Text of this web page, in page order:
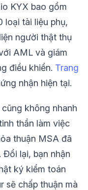
KYX bao gồm
loại tài liệu phụ,
người thật thụ
AML và giám
điều khiển. Trang
nhận hiện tại.
không nhanh
thần làm việc
thuận MSA đã
lại, bạn nhận
ký kiểm toán
sẽ chấp thuận mà